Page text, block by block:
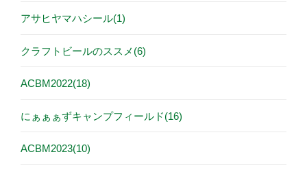
アサヒヤマハシール(1)
クラフトビールのススメ(6)
ACBM2022(18)
にぁぁぁずキャンプフィールド(16)
ACBM2023(10)